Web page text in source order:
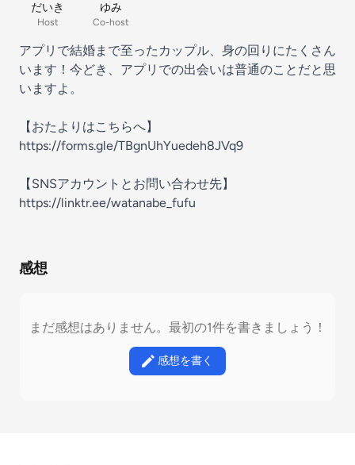
だいき
Host
ゆみ
Co-host
アプリで結婚まで至ったカップル、身の回りにたくさん
います！今どき、アプリでの出会いは普通のことだと思
いますよ。
【おたよりはこちらへ】
https://forms.gle/TBgnUhYuedeh8JVq9
【SNSアカウントとお問い合わせ先】
https://linktr.ee/watanabe_fufu
感想
まだ感想はありません。最初の1件を書きましょう！
感想を書く